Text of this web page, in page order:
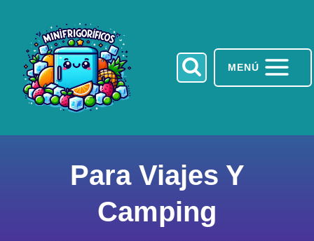
contenido
MENÚ
Para Viajes Y
Camping